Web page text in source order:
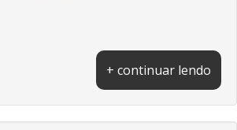
+ continuar lendo